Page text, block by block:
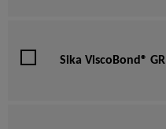
Sika ViscoBond® GR